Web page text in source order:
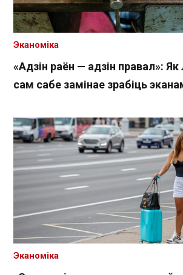
«Адзін раён — адзін правал»:
сам сабе замінае зрабіць
Эканоміка
Эканоміка